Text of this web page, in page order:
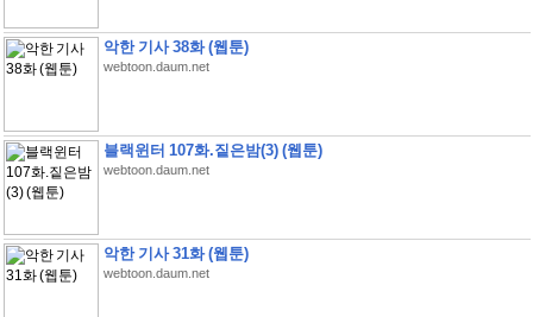
악한 기사 38화 (웹툰)
webtoon.daum.net
블랙윈터 107화.짙은밤(3) (웹툰)
webtoon.daum.net
악한 기사 31화 (웹툰)
webtoon.daum.net